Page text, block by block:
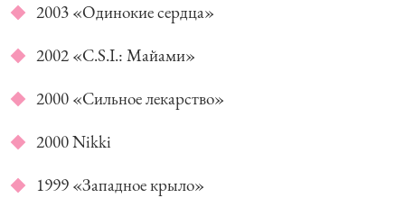
2003 «Одинокие сердца»
2002 «C.S.I.: Майами»
2000 «Сильное лекарство»
2000 Nikki
1999 «Западное крыло»